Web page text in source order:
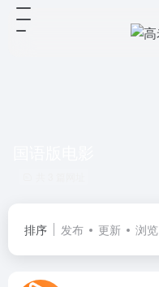
排序 发布 更新 浏览